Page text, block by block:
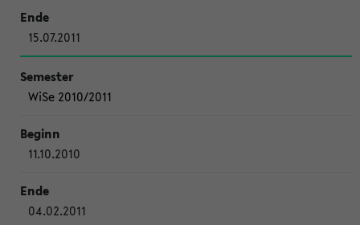
15.07.2011
WiSe 2010/2011
11.10.2010
04.02.2011